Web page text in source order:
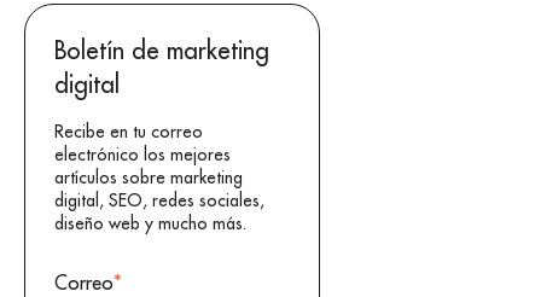
Boletín de marketing
digital
Recibe en tu correo
electrónico los mejores
artículos sobre marketing
digital, SEO, redes sociales,
diseño web y mucho más.
Correo*